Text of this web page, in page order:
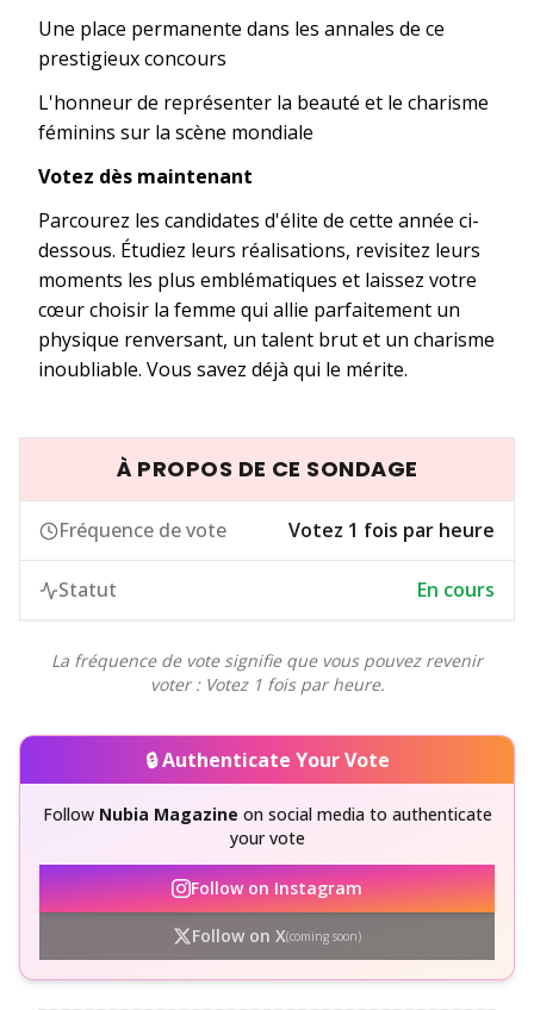
Une place permanente dans les annales de ce
prestigieux concours
L'honneur de représenter la beauté et le charisme
féminins sur la scène mondiale
Votez dès maintenant
Parcourez les candidates d'élite de cette année ci-
dessous. Étudiez leurs réalisations, revisitez leurs
moments les plus emblématiques et laissez votre
cœur choisir la femme qui allie parfaitement un
physique renversant, un talent brut et un charisme
inoubliable. Vous savez déjà qui le mérite.
À PROPOS DE CE SONDAGE
Fréquence de vote Votez 1 fois par heure
Statut En cours
La fréquence de vote signifie que vous pouvez revenir
voter : Votez 1 fois par heure.
🔒 Authenticate Your Vote
Follow Nubia Magazine on social media to authenticate
your vote
Follow on Instagram
Follow on X(coming soon)